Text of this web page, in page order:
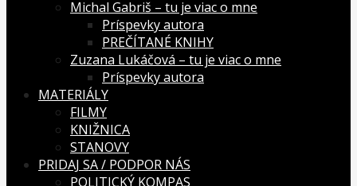
Michal Gabriš – tu je viac o mne
Príspevky autora
PREČÍTANÉ KNIHY
Zuzana Lukáčová – tu je viac o mne
Príspevky autora
MATERIÁLY
FILMY
KNIŽNICA
STANOVY
PRIDAJ SA / PODPOR NÁS
POLITICKÝ KOMPAS